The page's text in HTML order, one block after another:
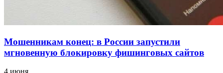
Мошенникам конец: в России запустили
мгновенную блокировку фишинговых сайтов